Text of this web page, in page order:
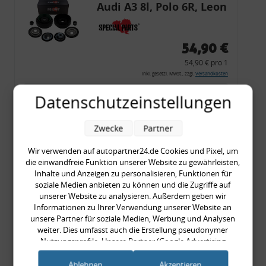
Audi A3 8l, Polo 6R, Leon
54,90 €
54,90 € pro 1
inkl. gesetzl. MwSt., zzgl. Versandkosten
Merkzettel
Rückleuchtenband mit
Blinker, rot, US-Ecken,
Audi 80 Cabrio, Typ 89,
OE-Nr.: 8G0945225 +
8G0945225C
999,99 €
999,99 € pro 1
Datenschutzeinstellungen
Wir verwenden auf autopartner24.de Cookies und Pixel, um
die einwandfreie Funktion unserer Website zu gewährleisten,
Inhalte und Anzeigen zu personalisieren, Funktionen für
soziale Medien anbieten zu können und die Zugriffe auf
unserer Website zu analysieren. Außerdem geben wir
Informationen zu Ihrer Verwendung unserer Website an
unsere Partner für soziale Medien, Werbung und Analysen
weiter. Dies umfasst auch die Erstellung pseudonymer
Nutzungsprofile. Unsere Partner (Google Advertising
Products) führen diese Informationen möglicherweise mit
weiteren Daten zusammen, die Sie ihnen bereitgestellt haben
Zwecke Partner